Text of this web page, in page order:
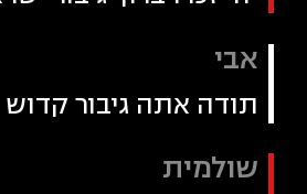
אבי
תודה אתה גיבור קדוש
שולמית